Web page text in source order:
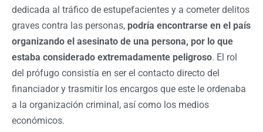
dedicada al tráfico de estupefacientes y a cometer delitos
graves contra las personas, podría encontrarse en el país
organizando el asesinato de una persona, por lo que
estaba considerado extremadamente peligroso. El rol
del prófugo consistía en ser el contacto directo del
financiador y trasmitir los encargos que este le ordenaba
a la organización criminal, así como los medios
económicos.